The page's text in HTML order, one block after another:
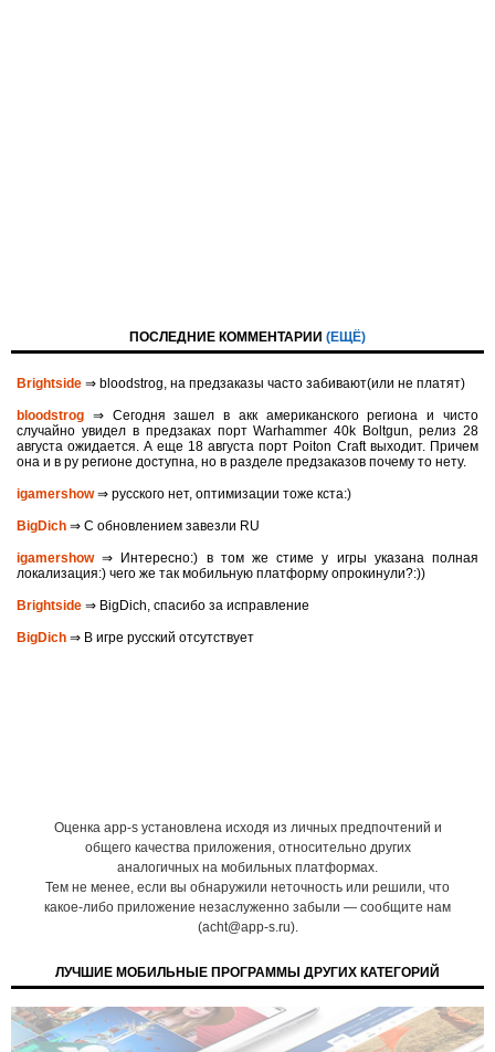
ПОСЛЕДНИЕ КОММЕНТАРИИ (ЕЩЁ)
Brightside ⇒ bloodstrog, на предзаказы часто забивают(или не платят)
bloodstrog ⇒ Сегодня зашел в акк американского региона и чисто
случайно увидел в предзаках порт Warhammer 40k Boltgun, релиз 28
августа ожидается. A eще 18 августа порт Poiton Сraft выходит. Причем
она и в ру регионе доступна, но в разделе предзаказов почему то нету.
igamershow⇒ русского нет, оптимизации тоже кста:)
BigDich ⇒ С обновлением завезли RU
igamershow⇒ Интересно:) в том же стиме у игры указана полная
локализация:) чего же так мобильную платформу опрокинули?:))
Brightside ⇒ BigDich, спасибо за исправление
BigDich ⇒ В игре русский отсутствует
Оценка app-s установлена исходя из личных предпочтений и
общего качества приложения, относительно других
аналогичных на мобильных платформах.
Тем не менее, если вы обнаружили неточность или решили, что
какое-либо приложение незаслуженно забыли — сообщите нам
(acht@app-s.ru).
ЛУЧШИЕ МОБИЛЬНЫЕ ПРОГРАММЫ ДРУГИХ КАТЕГОРИЙ